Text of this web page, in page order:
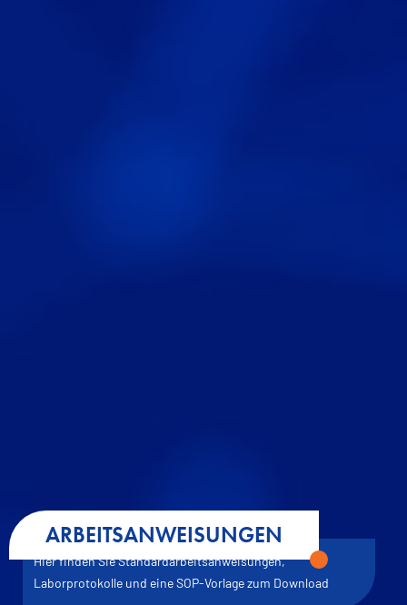
ARBEITSANWEISUNGEN
Hier finden Sie Standardarbeitsanweisungen,
Laborprotokolle und eine SOP-Vorlage zum Download